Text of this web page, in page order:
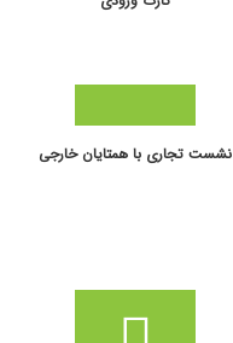
نشست تجاری با همتایان خارجی